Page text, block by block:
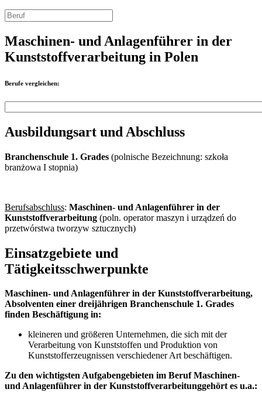
Maschinen- und Anlagenführer in der
Kunststoffverarbeitung in Polen
Berufe vergleichen:
Ausbildungsart und Abschluss
Branchenschule 1. Grades (polnische Bezeichnung: szkoła
branżowa I stopnia)
Berufsabschluss: Maschinen- und Anlagenführer in der
Kunststoffverarbeitung (poln. operator maszyn i urządzeń do
przetwórstwa tworzyw sztucznych)
Einsatzgebiete und
Tätigkeitsschwerpunkte
Maschinen- und Anlagenführer in der Kunststoffverarbeitung,
Absolventen einer dreijährigen Branchenschule 1. Grades
finden Beschäftigung in:
kleineren und größeren Unternehmen, die sich mit der
Verarbeitung von Kunststoffen und Produktion von
Kunststofferzeugnissen verschiedener Art beschäftigen.
Zu den wichtigsten Aufgabengebieten im Beruf Maschinen-
und Anlagenführer in der Kunststoffverarbeitunggehört es u.a.: